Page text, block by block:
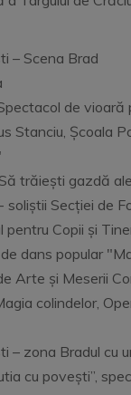
– Scena Brad
de vioară
Stanciu, Școala
trăiești gazdă
soliștii Secției de
Copii și
dans popular
Arte și Meserii
colindelor,
– zona Bradul cu
cu povești”,